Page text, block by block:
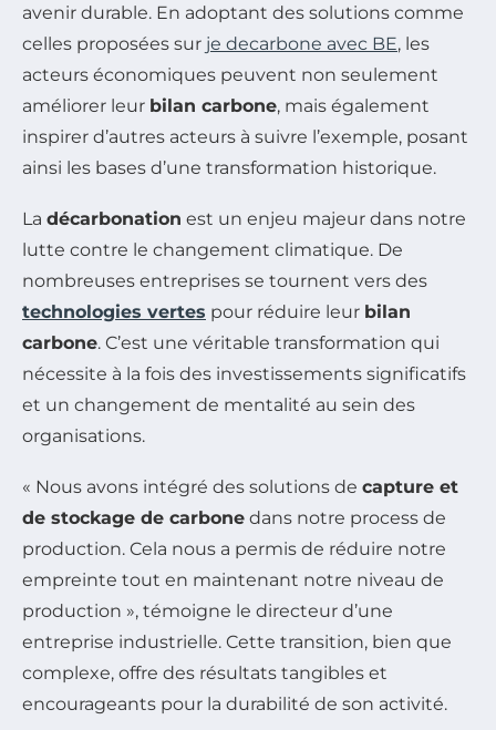
avenir durable. En adoptant des solutions comme
celles proposées sur je decarbone avec BE, les
acteurs économiques peuvent non seulement
améliorer leur bilan carbone, mais également
inspirer d’autres acteurs à suivre l’exemple, posant
ainsi les bases d’une transformation historique.
La décarbonation est un enjeu majeur dans notre
lutte contre le changement climatique. De
nombreuses entreprises se tournent vers des
technologies vertes pour réduire leur bilan
carbone. C’est une véritable transformation qui
nécessite à la fois des investissements significatifs
et un changement de mentalité au sein des
organisations.
« Nous avons intégré des solutions de capture et
de stockage de carbone dans notre process de
production. Cela nous a permis de réduire notre
empreinte tout en maintenant notre niveau de
production », témoigne le directeur d’une
entreprise industrielle. Cette transition, bien que
complexe, offre des résultats tangibles et
encourageants pour la durabilité de son activité.